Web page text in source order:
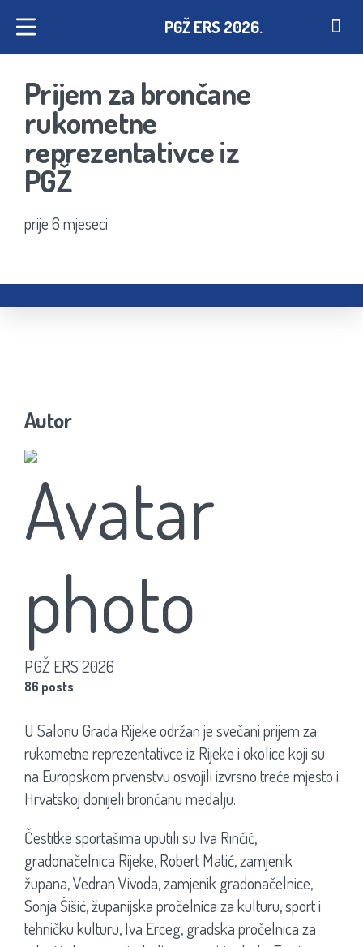
PGŽ ERS 2026.
Prijem za brončane
rukometne
reprezentativce iz
PGŽ
prije 6 mjeseci
Autor
PGŽ ERS 2026
86 posts
U Salonu Grada Rijeke održan je svečani prijem za
rukometne reprezentativce iz Rijeke i okolice koji su
na Europskom prvenstvu osvojili izvrsno treće mjesto i
Hrvatskoj donijeli brončanu medalju.
Čestitke sportašima uputili su Iva Rinčić,
gradonačelnica Rijeke, Robert Matić, zamjenik
župana, Vedran Vivoda, zamjenik gradonačelnice,
Sonja Šišić, županijska pročelnica za kulturu, sport i
tehničku kulturu, Iva Erceg, gradska pročelnica za